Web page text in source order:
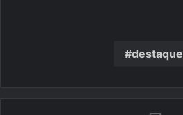
destaque